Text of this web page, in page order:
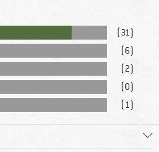
(31)
(6)
(2)
(0)
(1)